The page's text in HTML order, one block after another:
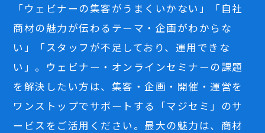
「ウェビナーの集客がうまくいかない」「自社
商材の魅力が伝わるテーマ・企画がわからな
い」「スタッフが不足しており、運用できな
い」。ウェビナー・オンラインセミナーの課題
を解決したい方は、集客・企画・開催・運営を
ワンストップでサポートする「マジセミ」のサ
ービスをご活用ください。最大の魅力は、商材